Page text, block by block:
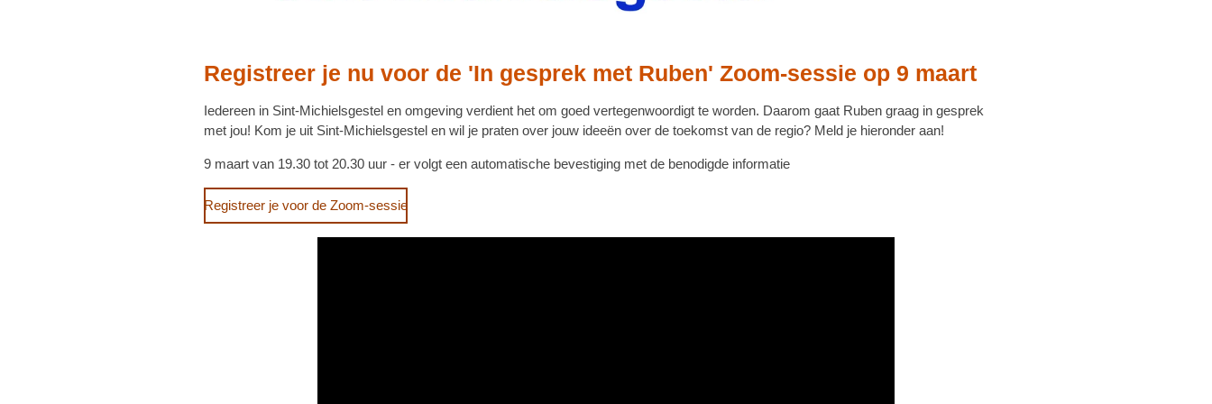
Registreer je nu voor de 'In gesprek met Ruben' Zoom-sessie op 9 maart
Iedereen in Sint-Michielsgestel en omgeving verdient het om goed vertegenwoordigt te worden. Daarom gaat Ruben graag in gesprek
met jou! Kom je uit Sint-Michielsgestel en wil je praten over jouw ideeën over de toekomst van de regio? Meld je hieronder aan!
9 maart van 19.30 tot 20.30 uur - er volgt een automatische bevestiging met de benodigde informatie
Registreer je voor de Zoom-sessie